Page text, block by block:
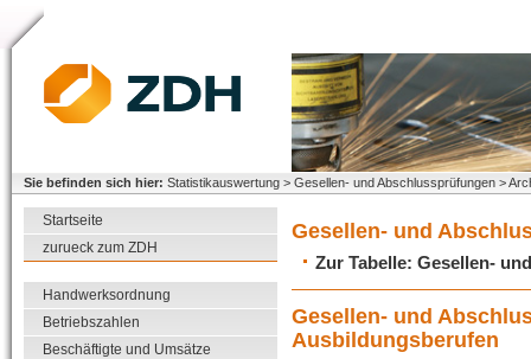
Sie befinden sich hier: Statistikauswertung > Gesellen- und Abschlussprüfungen >
Gesellen- und
Zur Tabelle: Gesellen-
Gesellen- und
Ausbildungsberufen
Startseite
zurueck zum ZDH
Handwerksordnung
Betriebszahlen
Beschäftigte und Umsätze